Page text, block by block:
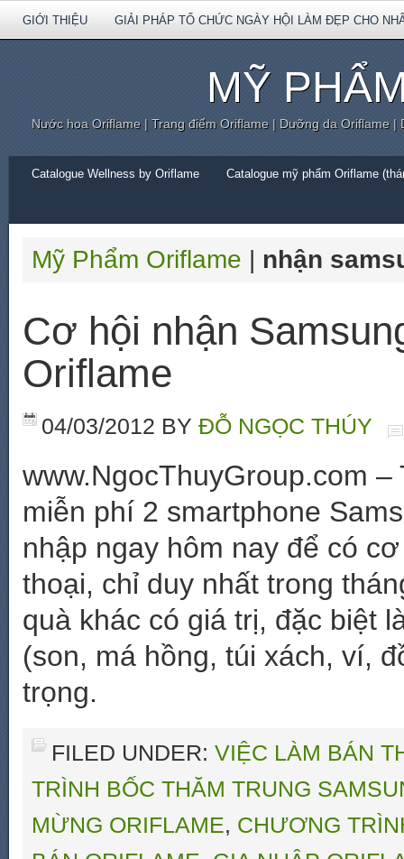
GIỚI THIỆU GIẢI PHÁP TỔ CHỨC NGÀY HỘI LÀM ĐẸP CHO
MỸ
Nước hoa Oriflame | Trang điểm Oriflame | Dưỡng da Oriflame
Catalogue Wellness by Oriflame Catalogue mỹ phẩm Oriflame
Mỹ Phẩm Oriflame | nhận
Cơ hội nhận
Oriflame
04/03/2012 BY ĐỖ NGỌC THÚY
www.NgocThuyGroup.com
miễn phí 2 smartphone
nhập ngay hôm nay để có
thoại, chỉ duy nhất trong
quà khác có giá trị, đặc biệt
(son, má hồng, túi xách, ví,
trọng.
FILED UNDER: VIỆC LÀM BÁN
TRÌNH BỐC THĂM TRUNG
MỪNG ORIFLAME, CHƯƠNG